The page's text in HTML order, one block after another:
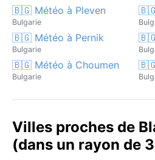
🇧🇬 Météo à Pleven
Bulgarie
🇧🇬
🇧🇬 Météo à Pernik
Bulgarie
🇧🇬
🇧🇬 Météo à Choumen
Bulgarie
🇧🇬
Villes proches de
(dans un rayon de